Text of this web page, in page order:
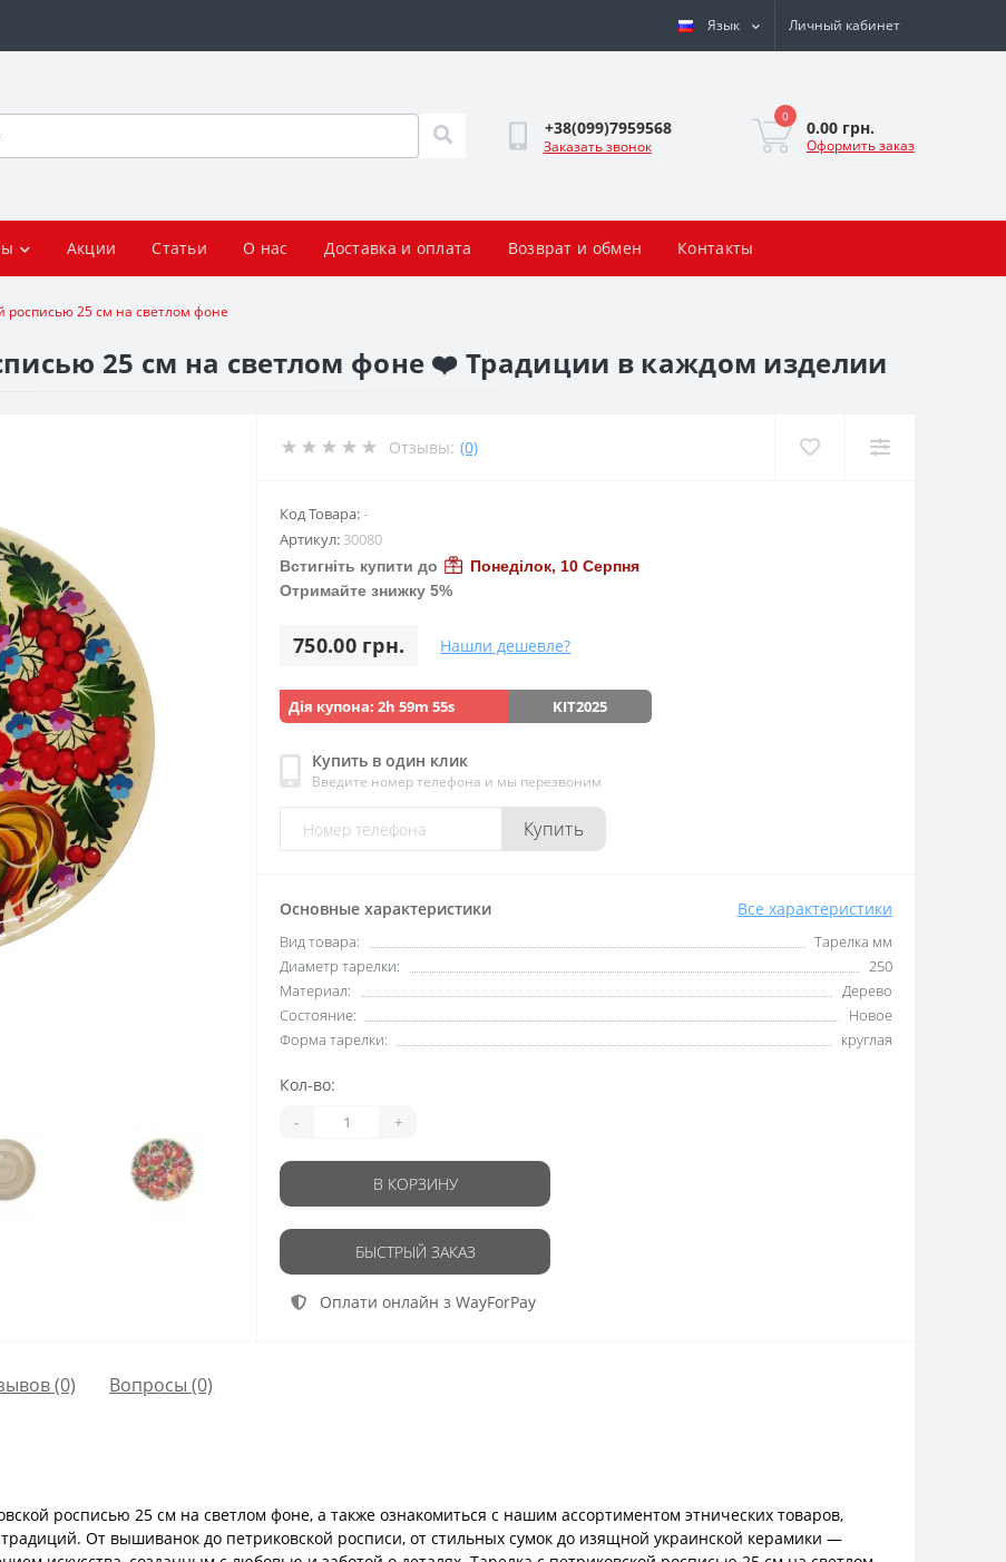
Язык Личный кабинет
+38(099)7959568
Заказать звонок
0
0.00 грн.
Оформить заказ
Акции Статьи О нас Доставка и оплата Возврат и обмен Контакты
росписью 25 см на светлом фоне
25 см на светлом фоне ❤️ Традиции в каждом изделии
Отзывы: (0)
Код Товара:-
Артикул: 30080
Встигніть купити до
Понеділок, 10 Серпня
Отримайте знижку 5%
750.00 грн. Нашли дешевле?
Дія купона: 2h 59m 53s KIT2025
Купить в один клик
Введите номер телефона и мы перезвоним
Купить
Основные характеристики Все характеристики
Вид товара:
Тарелка мм
Диаметр тарелки:
250
Материал:
Дерево
Состояние:
Новое
Форма тарелки:
круглая
Кол-во:
- +
В КОРЗИНУ
БЫСТРЫЙ ЗАКАЗ
Оплати онлайн з WayForPay
(0) Вопросы (0)
росписью 25 см на светлом фоне, а также ознакомиться с нашим ассортиментом этнических товаров,
От вышиванок до петриковской росписи, от стильных сумок до изящной украинской керамики —